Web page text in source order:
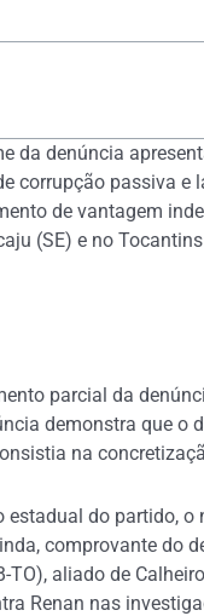
da denúncia
corrupção passiva
de vantagem
(SE) e no
parcial da
demonstra que o
na
do partido,
comprovante do
aliado de
Renan nas